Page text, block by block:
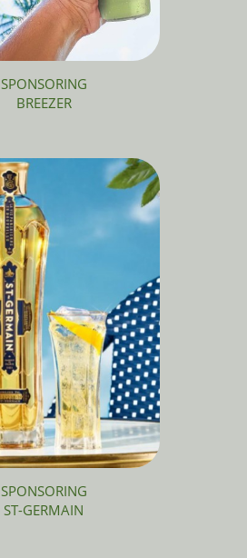
SPONSORING
BREEZER
SPONSORING
ST-GERMAIN